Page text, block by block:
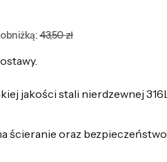
43,50 zł
jakości stali nierdzewnej
ścieranie oraz